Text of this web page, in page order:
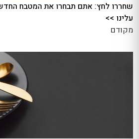
שחררו לחץ: אתם תבחרו את המטבח
עלינו >>
מקודם